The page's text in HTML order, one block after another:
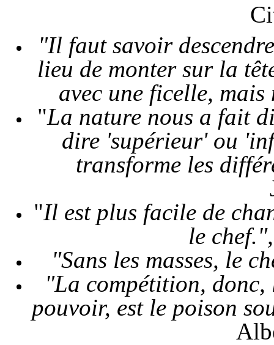
"Il faut savoir descendre
lieu de monter sur la
avec une ficelle, mais
"La nature nous a fait
dire 'supérieur' ou
transforme les
"Il est plus facile de
le
"Sans les masses, le
"La compétition,
pouvoir, est le poison